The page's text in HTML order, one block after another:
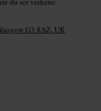
G3 8AZ, UK